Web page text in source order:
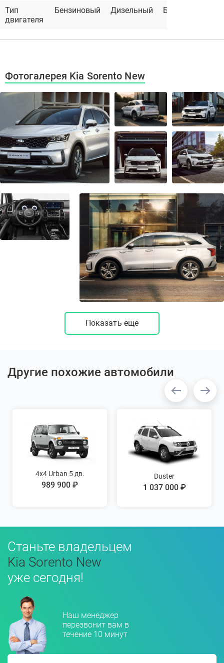
Тип
двигателя
Бензиновый Дизельный Бензиновый
Фотогалерея Kia Sorento New
Показать еще
Другие похожие автомобили
4x4 Urban 5 дв.
989 900 ₽
Duster
1 037 000 ₽
Станьте владельцем
Kia Sorento New
уже сегодня!
Наш менеджер
перезвонит вам в
течение 10 минут